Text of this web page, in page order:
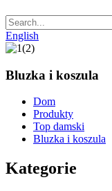
English
Bluzka i koszula
Dom
Produkty
Top damski
Bluzka i koszula
Kategorie